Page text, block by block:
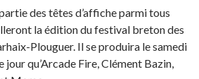
des têtes d’affiche parmi tous
la édition du festival breton des
Plouguer. Il se produira le samedi
jour qu’Arcade Fire, Clément Bazin,